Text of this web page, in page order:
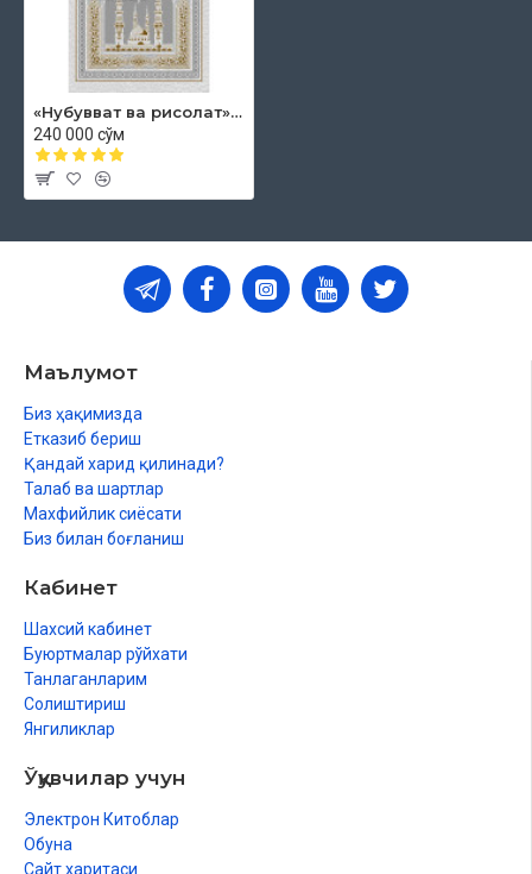
«Нубувват ва рисолат» («Ҳадис ва ҳаёт» 19-20-жузлар)
240 000 сўм
Маълумот
Биз ҳақимизда
Етказиб бериш
Қандай харид қилинади?
Талаб ва шартлар
Махфийлик сиёсати
Биз билан боғланиш
Кабинет
Шахсий кабинет
Буюртмалар рўйхати
Танлаганларим
Солиштириш
Янгиликлар
Ўқувчилар учун
Электрон Китоблар
Обуна
Сайт харитаси